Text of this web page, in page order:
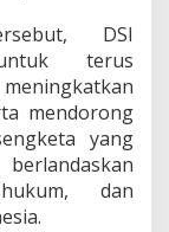
DSI
terus
mendorong
yang
dan